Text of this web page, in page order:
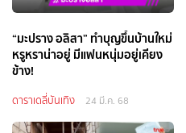
“มะปราง อลิสา” ทำบุญขึ้นบ้านใหม่
หรูหราน่าอยู่ มีแฟนหนุ่มอยู่เคียง
ข้าง!
ดาราเดลี่บันเทิง 24 มี.ค. 68